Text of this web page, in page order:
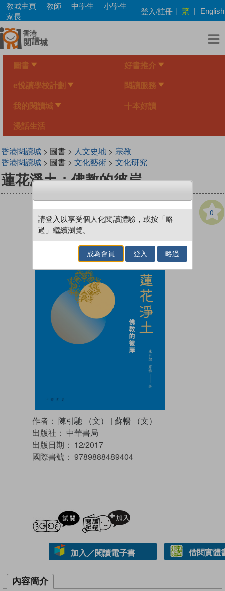
Skip
main
content
教城主頁 教師 中學生
小學生
家長
登入/註冊 | 繁 | English
圖書 好書推介
e悅讀學校計劃 閱讀服務
我的閱讀城 十本好讀
漫話生活
香港閱讀城> 圖書 > 人文史地> 宗教
香港閱讀城> 圖書 > 文化藝術> 文化研究
蓮花淨土：佛教的彼岸
0
作者： 陳引馳 （文） | 蘇暢 （文）
出版社： 中華書局
出版日期： 12/2017
國際書號： 9789888489404
試閲
加入／閱讀電子書 借閱實體
內容簡介
請登入以享受個人化閱讀體驗，或按「略
過」繼續瀏覽。
成為會員 登入 略過